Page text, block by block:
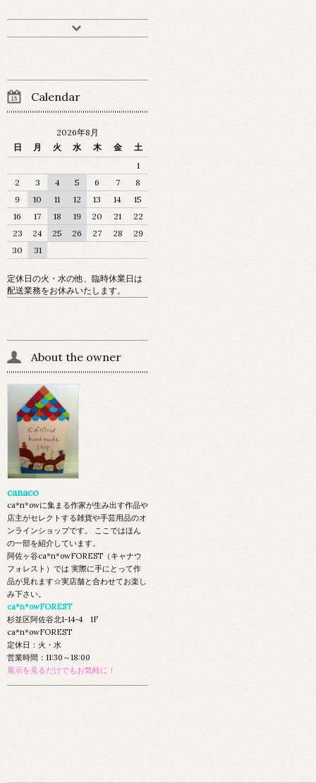
Calendar
2026年8月
日
月 火 水 木 金
土
1
2
3 4 5 6 7
8
9
10 11 12 13 14
15
16
17 18 19 20 21
22
23
24 25 26 27 28
29
30
31
定休日の火・水の他、臨時休業日は
配送業務をお休みいたします。
About the owner
canaco
ca*n*owに集まる作家が生み出す作品や
店主がセレクトする雑貨や手芸用品のオ
ンラインショップです。 ここではほん
の一部を紹介しています。
阿佐ヶ谷ca*n*owFOREST（キャナウ
フォレスト）では 実際に手にとって作
品が見れます☆実店舗と合わせてお楽し
み下さい。
ca*n*owFOREST
杉並区阿佐谷北1-14-4 1F
ca*n*owFOREST
定休日：火・水
営業時間：11:30～18:00
展示を見るだけでもお気軽に！